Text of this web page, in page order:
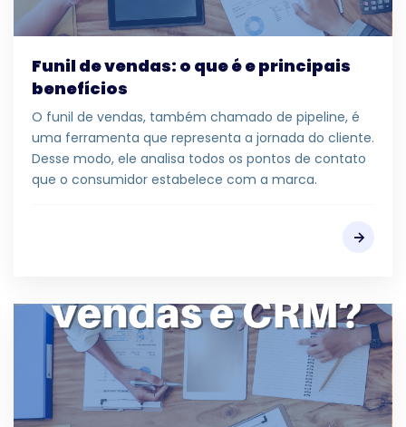
Funil de vendas: o que é e principais
benefícios
O funil de vendas, também chamado de pipeline, é
uma ferramenta que representa a jornada do cliente.
Desse modo, ele analisa todos os pontos de contato
que o consumidor estabelece com a marca.